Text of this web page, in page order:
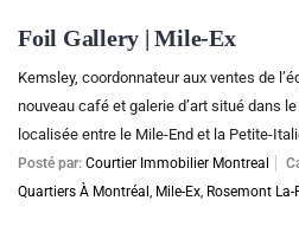
Foil Gallery | Mile-Ex
Kemsley, coordonnateur aux ventes de
nouveau café et galerie d’art situé dans
localisée entre le Mile-End et la Petite-
Posté par: Courtier Immobilier Montreal
Quartiers À Montréal , Mile-Ex, Rosemont